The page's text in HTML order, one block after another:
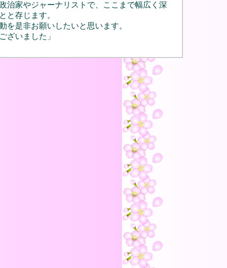
治家やジャーナリストで、ここまで幅広く深
と存じます。
是非お願いしたいと思います。
ざいました」